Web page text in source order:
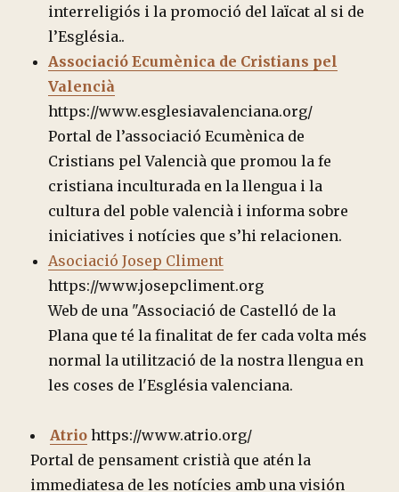
interreligiós i la promoció del laïcat al si de
l’Església..
Associació Ecumènica de Cristians pel
Valencià
https://www.esglesiavalenciana.org/
Portal de l’associació Ecumènica de
Cristians pel Valencià que promou la fe
cristiana inculturada en la llengua i la
cultura del poble valencià i informa sobre
iniciatives i notícies que s’hi relacionen.
Asociació Josep Climent
https://www.josepcliment.org
Web de una "Associació de Castelló de la
Plana que té la finalitat de fer cada volta més
normal la utilització de la nostra llengua en
les coses de l'Església valenciana.
Atrio https://www.atrio.org/
Portal de pensament cristià que atén la
immediatesa de les notícies amb una visión